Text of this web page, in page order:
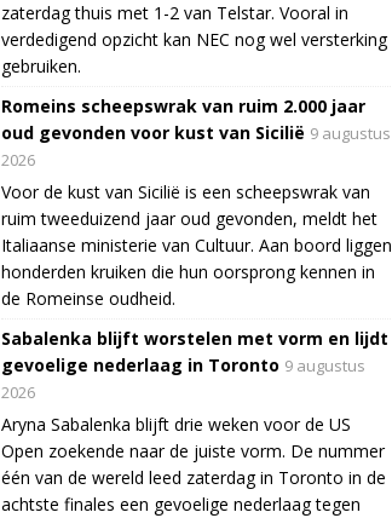
zaterdag thuis met 1-2 van Telstar. Vooral in
verdedigend opzicht kan NEC nog wel versterking
gebruiken.
Romeins scheepswrak van ruim 2.000 jaar
oud gevonden voor kust van Sicilië 9 augustus
2026
Voor de kust van Sicilië is een scheepswrak van
ruim tweeduizend jaar oud gevonden, meldt het
Italiaanse ministerie van Cultuur. Aan boord liggen
honderden kruiken die hun oorsprong kennen in
de Romeinse oudheid.
Sabalenka blijft worstelen met vorm en lijdt
gevoelige nederlaag in Toronto 9 augustus
2026
Aryna Sabalenka blijft drie weken voor de US
Open zoekende naar de juiste vorm. De nummer
één van de wereld leed zaterdag in Toronto in de
achtste finales een gevoelige nederlaag tegen